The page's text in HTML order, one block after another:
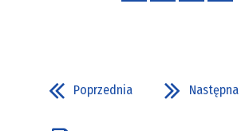
Poprzednia Następna